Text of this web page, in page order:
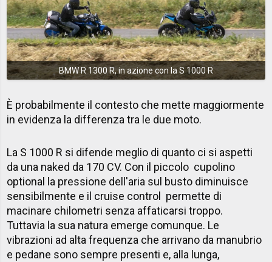
BMW R 1300 R, in azione con la S 1000 R
È probabilmente il contesto che mette maggiormente
in evidenza la differenza tra le due moto.
La S 1000 R si difende meglio di quanto ci si aspetti
da una naked da 170 CV. Con il piccolo cupolino
optional la pressione dell'aria sul busto diminuisce
sensibilmente e il cruise control permette di
macinare chilometri senza affaticarsi troppo.
Tuttavia la sua natura emerge comunque. Le
vibrazioni ad alta frequenza che arrivano da manubrio
e pedane sono sempre presenti e, alla lunga,